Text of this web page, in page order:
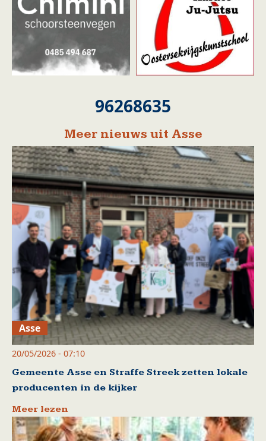
96268635
Meer nieuws uit Asse
Asse
20/05/2026 - 07:10
Gemeente Asse en Straffe Streek zetten lokale
producenten in de kijker
Meer lezen